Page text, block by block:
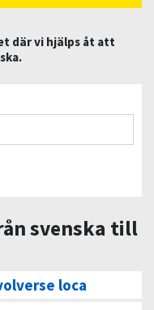
där vi hjälps åt att
svenska till
loca